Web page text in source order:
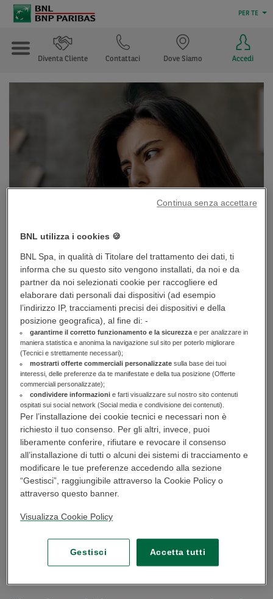
PER TE
Accedi
Dove Siamo
Contattaci
Diventa Cliente
Le false vendite sui social
Su Facebook, Instagram e TikTok è possibile imbattersi in post che
pubblicizzano lavendita di prodotti di vario genere a prezzi molto
allettanti. Cliccando sull’annuncio si atterra sulla pagina social del
negozio online, ricca di offerte interessanti e supportata da
centinaia di “mi piace” e commenti positivi.
fraudolente, contenenti feedback falsi o manipolati: le recensioni
potrebbero non essere opera di utenti reali, e sotto le inserzioni
potrebbe essere mostrato un numero di commenti maggiore dei
contributi realmente visibili. I truffatori che creano profili social - a
fanno di tutto per aumentare la credibilità degli annunci, sapendo
verificare la sicurezza della piattaforma pubblicizzata.
BNL utilizza i cookies 🍪
BNL Spa, in qualità di Titolare del trattamento dei dati, ti
informa che su questo sito vengono installati, da noi e da
partner da noi selezionati cookie per raccogliere ed
elaborare dati personali dai dispositivi (ad esempio
l’indirizzo IP, tracciamenti precisi dei dispositivi e della
posizione geografica), al fine di: -
garantirne il corretto funzionamento e la sicurezzae per analizzare in
maniera statistica e anonima la navigazione sul sito per poterlo migliorare
(Tecnici e strettamente necessari);
mostrarti offerte commerciali personalizzatesulla base dei tuoi
interessi, delle preferenze da te manifestate e della tua posizione (Offerte
commerciali personalizzate);
condividere informazionie farti visualizzare sul nostro sito contenuti
ospitati sui social network (Social media e condivisione dei contenuti).
Per l’installazione dei cookie tecnici e necessari non è
richiesto il tuo consenso. Per gli altri, invece, puoi
liberamente conferire, rifiutare e revocare il consenso
all’installazione di tutti o alcuni dei sistemi di tracciamento e
modificare le tue preferenze accedendo alla sezione
“Gestisci”, raggiungibile attraverso la Cookie Policy o
attraverso questo banner.
Visualizza Cookie Policy
Gestisci Accetta tutti
Continua senza accettare